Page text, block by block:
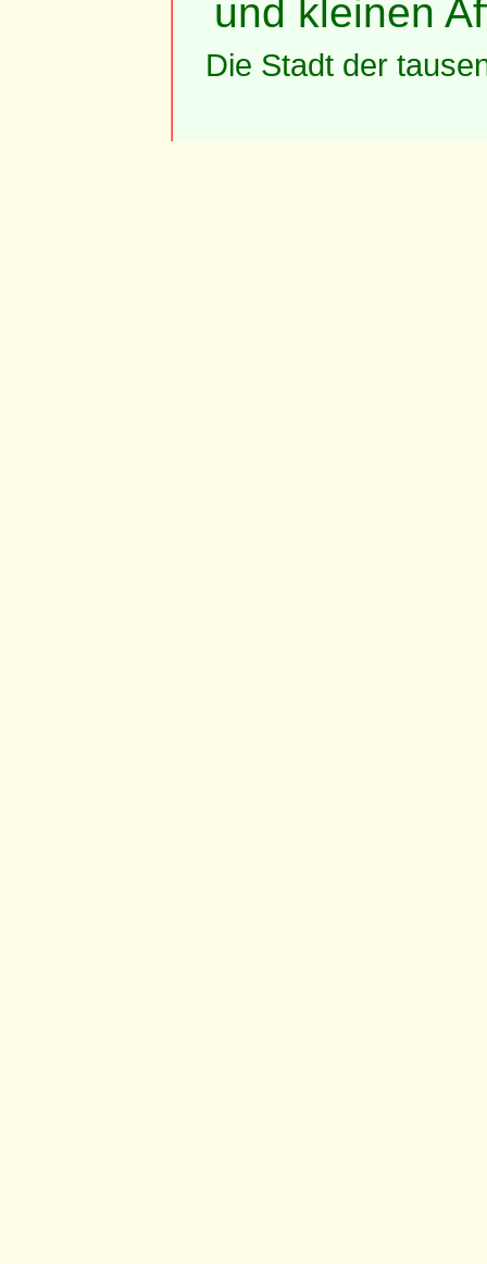
und kleinen
Die Stadt der